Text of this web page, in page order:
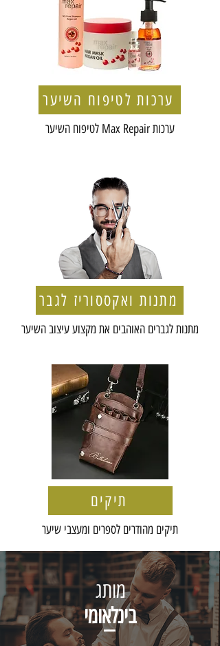
תערים
תערי פרימיום לגילוח ודיוק
ערכות לטיפוח השיער
ערכות Max Repair לטיפוח השיער
מתנות ואקססוריז לגבר
מתנות לגברים האוהבים את מקצוע עיצוב השיער
תיקים
תיקים מהודרים לספרים ומעצבי שיער
מותג
בינלאומי